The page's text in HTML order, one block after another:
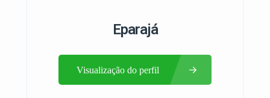
Eparajá
Visualização do perfil